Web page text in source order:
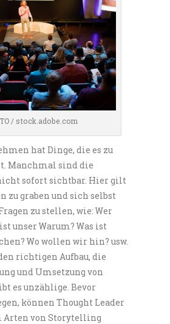
/ stock.adobe.com
hat Dinge, die es zu
Manchmal sind die
sofort sichtbar. Hier gilt
zu graben und sich selbst
zu stellen, wie: Wer
unser Warum? Was ist
Wo wollen wir hin? usw.
richtigen Aufbau, die
und Umsetzung von
es unzählige. Bevor
können Thought Leader
Arten von Storytelling